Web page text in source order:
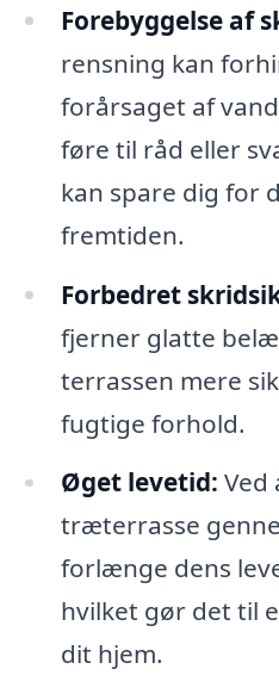
Forebyggelse af
rensning kan
forårsaget af
føre til råd eller
kan spare dig for
fremtiden.
Forbedret
fjerner glatte
terrassen mere
fugtige forhold.
Øget levetid: Ved
træterrasse
forlænge dens
hvilket gør det til
dit hjem.